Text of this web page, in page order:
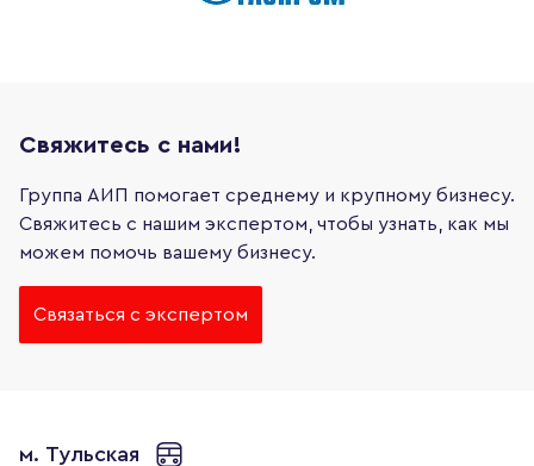
Свяжитесь с нами!
Группа АИП помогает среднему и крупному бизнесу.
Свяжитесь с нашим экспертом, чтобы узнать, как мы
можем помочь вашему бизнесу.
Связаться с экспертом
м. Тульская